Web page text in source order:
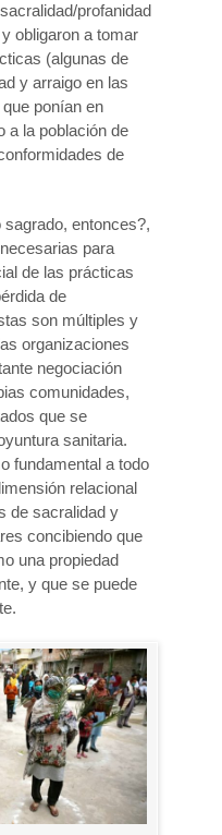
profanidad
obligaron a tomar
(algunas de
y arraigo en las
ponían en
a la población de
de
entonces?,
para
de las prácticas
de
son múltiples y
organizaciones
negociación
comunidades,
que se
sanitaria.
fundamental a todo
relacional
de sacralidad y
concibiendo que
una propiedad
y que se puede